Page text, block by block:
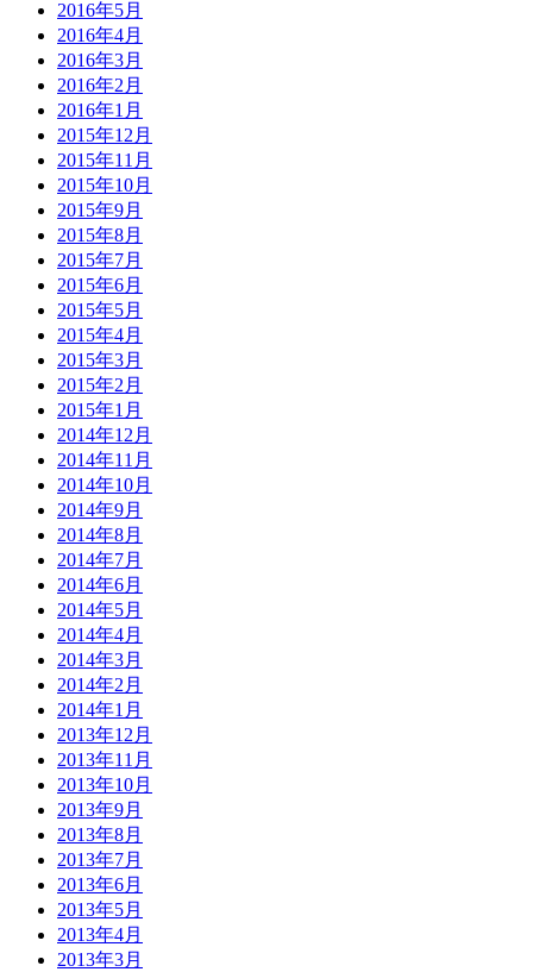
2016年5月
2016年4月
2016年3月
2016年2月
2016年1月
2015年12月
2015年11月
2015年10月
2015年9月
2015年8月
2015年7月
2015年6月
2015年5月
2015年4月
2015年3月
2015年2月
2015年1月
2014年12月
2014年11月
2014年10月
2014年9月
2014年8月
2014年7月
2014年6月
2014年5月
2014年4月
2014年3月
2014年2月
2014年1月
2013年12月
2013年11月
2013年10月
2013年9月
2013年8月
2013年7月
2013年6月
2013年5月
2013年4月
2013年3月